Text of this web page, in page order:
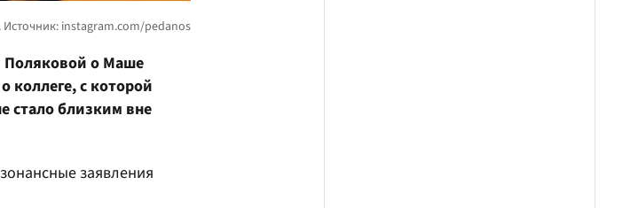
Поляковой о Маше
с которой
стало близким вне
заявления